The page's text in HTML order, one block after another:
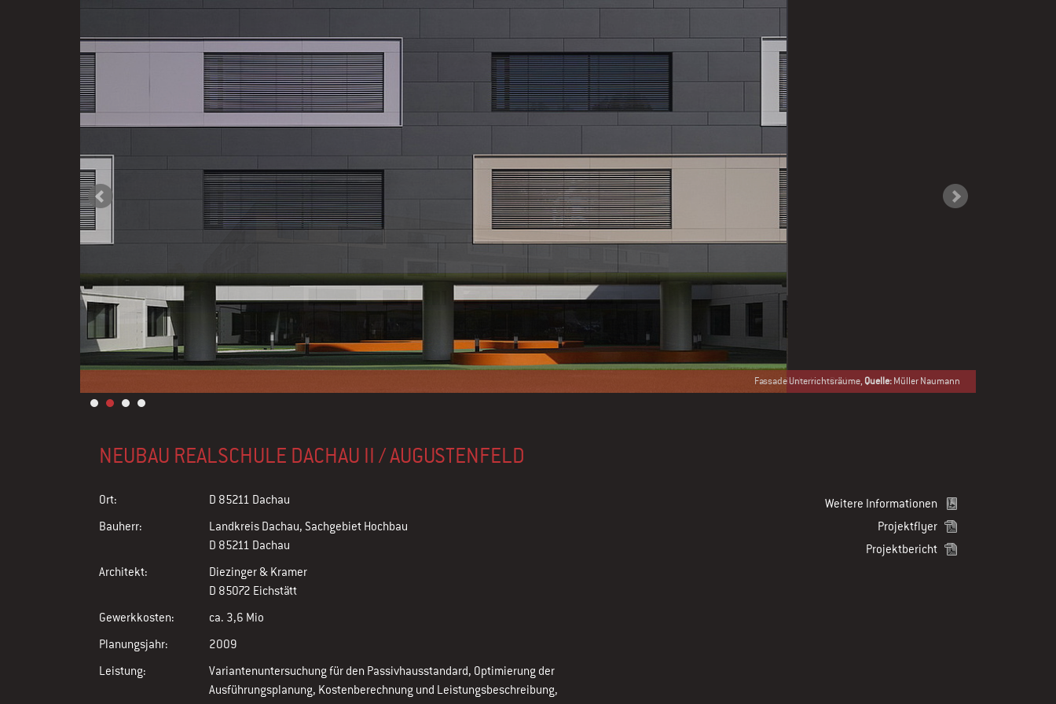
Fassade Unterrichtsräume,Quelle:Müller Naumann
NEUBAU REALSCHULE DACHAU II / AUGUSTENFELD
Ort:
D 85211 Dachau
Bauherr:
Landkreis Dachau, Sachgebiet Hochbau
D 85211 Dachau
Architekt:
Diezinger & Kramer
D 85072 Eichstätt
Gewerkkosten:
ca. 3,6 Mio
Planungsjahr:
2009
Leistung:
Variantenuntersuchung für den Passivhausstandard, Optimierung der
Ausführungsplanung, Kostenberechnung und Leistungsbeschreibung,
Weitere Informationen
Projektflyer
Projektbericht